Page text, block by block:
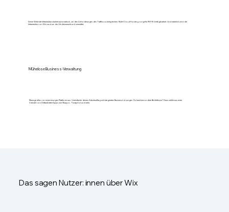
Deine Website-Infrastruktur skaliert automatisch, um den Anforderungen des Traffics zu entsprechen. Multi-Cloud-Hosting sorgt für 99,9 % Verfügbarkeit. Und natürlich wird die
Infrastruktur von Wix rund um die Uhr überwacht und verwaltet.
Mühelose Business-Verwaltung
Manage alles von einer einzigen Plattform aus. Vereinfache deinen Arbeitsalltag mit integrierten Business-Lösungen. Du hast besondere Bedürfnisse? Dann wähle aus einer
Vielzahl von Drittanbieter-Apps wie Shippo, Trustpilot und mehr.
Das sagen Nutzer: innen über Wix